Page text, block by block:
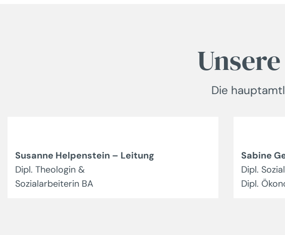
Die
Susanne Helpenstein – Leitung
Dipl. Theologin &
Sozialarbeiterin BA
Sabine
Dipl.
Dipl.